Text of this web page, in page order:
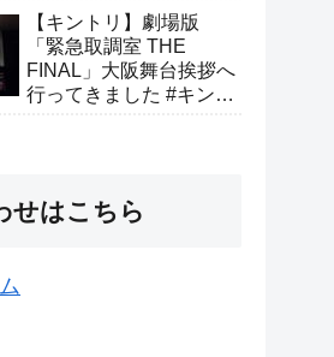
【キントリ】劇場版
「緊急取調室 THE
FINAL」大阪舞台挨拶へ
行ってきました #キント
せはこちら